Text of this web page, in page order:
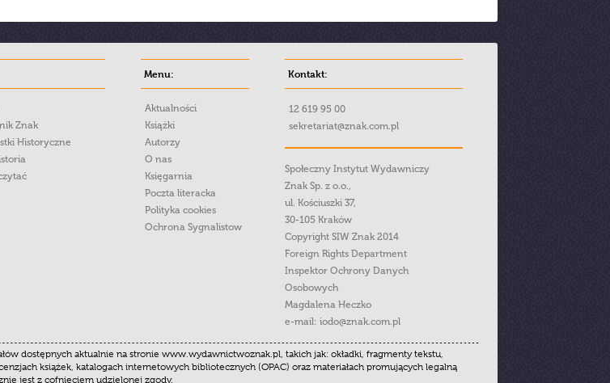
Znak
Historyczne
Menu:
Aktualności
Książki
Autorzy
O nas
Księgarnia
Poczta literacka
Polityka cookies
Ochrona Sygnalistow
Kontakt:
12 619 95 00
sekretariat@znak.com.pl
Społeczny Instytut Wydawniczy
Znak Sp. z o.o.,
ul. Kościuszki 37,
30-105 Kraków
Copyright SIW Znak 2014
Foreign Rights Department
Inspektor Ochrony Danych
Osobowych
Magdalena Heczko
e-mail: iodo@znak.com.pl
dostępnych aktualnie na stronie www.wydawnictwoznak.pl, takich jak: okładki, fragmenty tekstu,
książek, katalogach internetowych bibliotecznych (OPAC) oraz materiałach promujących legalną
jest z cofnięciem udzielonej zgody.